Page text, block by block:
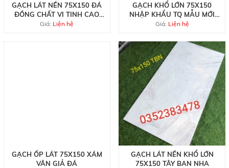
GẠCH LÁT NỀN 75X150 ĐÁ
ĐỒNG CHẤT VI TINH CAO
CẤP
Giá: Liện hệ
GẠCH KHỔ LỚN 75X150
NHẬP KHẨU TQ MẪU MỚI
ĐẸP RẺ
Giá: Liện hệ
GẠCH ỐP LÁT 75X150 XÁM
VÂN GIẢ ĐÁ
GẠCH LÁT NỀN KHỔ LỚN
75X150 TÂY BAN NHA